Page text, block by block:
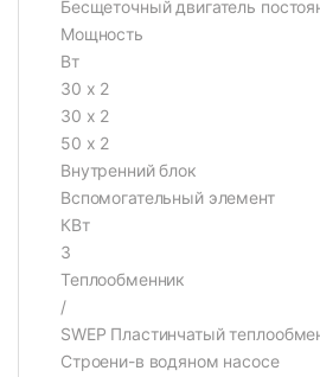
Бесщеточный двигатель
Мощность
Вт
30 х 2
30 х 2
50 х 2
Внутренний блок
Вспомогательный элемент
КВт
3
Теплообменник
/
SWEP Пластинчатый
Строени-в водяном насосе